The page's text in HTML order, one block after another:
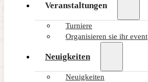
Veranstaltungen
Turniere
Organisieren sie ihr event
Neuigkeiten
Neuigkeiten